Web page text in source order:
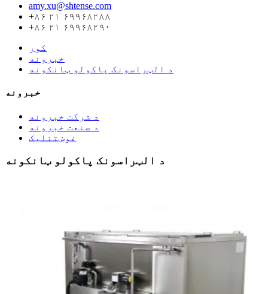
amy.xu@shtense.com
+۸۶ ۲۱ ۶۹۹۶۸۲۸۸
+۸۶ ۲۱ ۶۹۹۶۸۲۹۰
کور
خبرونه
د الټراسونک پاکولو ټانکونه
خبرونه
د شرکت خبرونه
د صنعت خبرونه
غوښتنلیک
د الټراسونک پاکولو ټانکونه